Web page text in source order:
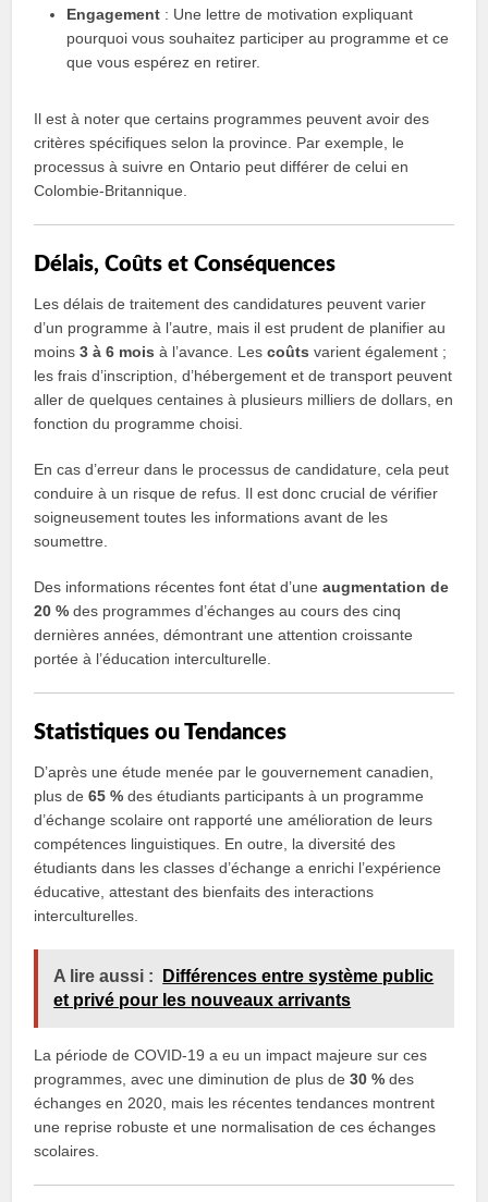
Engagement : Une lettre de motivation expliquant
pourquoi vous souhaitez participer au programme et ce
que vous espérez en retirer.
Il est à noter que certains programmes peuvent avoir des
critères spécifiques selon la province. Par exemple, le
processus à suivre en Ontario peut différer de celui en
Colombie-Britannique.
Délais, Coûts et Conséquences
Les délais de traitement des candidatures peuvent varier
d’un programme à l’autre, mais il est prudent de planifier au
moins3 à 6 mois à l’avance. Lescoûts varient également ;
les frais d’inscription, d’hébergement et de transport peuvent
aller de quelques centaines à plusieurs milliers de dollars, en
fonction du programme choisi.
En cas d’erreur dans le processus de candidature, cela peut
conduire à un risque de refus. Il est donc crucial de vérifier
soigneusement toutes les informations avant de les
soumettre.
Des informations récentes font état d’uneaugmentation de
20 % des programmes d’échanges au cours des cinq
dernières années, démontrant une attention croissante
portée à l’éducation interculturelle.
Statistiques ou Tendances
D’après une étude menée par le gouvernement canadien,
plus de65 % des étudiants participants à un programme
d’échange scolaire ont rapporté une amélioration de leurs
compétences linguistiques. En outre, la diversité des
étudiants dans les classes d’échange a enrichi l’expérience
éducative, attestant des bienfaits des interactions
interculturelles.
A lire aussi :
Différences entre système public
et privé pour les nouveaux arrivants
La période de COVID-19 a eu un impact majeure sur ces
programmes, avec une diminution de plus de30 % des
échanges en 2020, mais les récentes tendances montrent
une reprise robuste et une normalisation de ces échanges
scolaires.